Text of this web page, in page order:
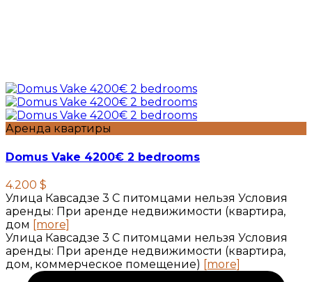
Аренда квартиры
Domus Vake 4200€ 2 bedrooms
4.200 $
Улица Кавсадзе 3 C питомцами нельзя Условия
аренды: При аренде недвижимости (квартира,
дом [more]
Улица Кавсадзе 3 C питомцами нельзя Условия
аренды: При аренде недвижимости (квартира,
дом, коммерческое помещение) [more]